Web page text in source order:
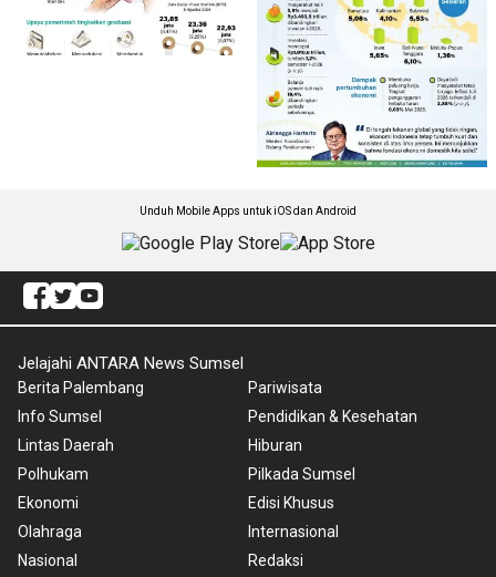
Unduh Mobile Apps untuk iOS dan Android
Jelajahi ANTARA News Sumsel
Berita Palembang
Info Sumsel
Lintas Daerah
Polhukam
Ekonomi
Olahraga
Nasional
Pariwisata
Pendidikan & Kesehatan
Hiburan
Pilkada Sumsel
Edisi Khusus
Internasional
Redaksi